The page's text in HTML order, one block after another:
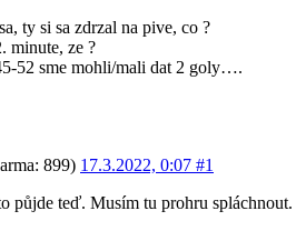
ty si sa zdrzal na pive, co ?
minute, ze ?
52 sme mohli/mali dat 2 goly….
899) 17.3.2022, 0:07 #1
půjde teď. Musím tu prohru spláchnout.